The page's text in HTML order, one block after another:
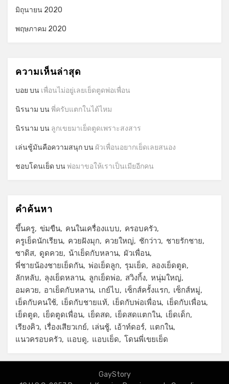
มิถุนายน 2020
พฤษภาคม 2020
ความเห็นล่าสุด
บอย บน เพื่อนไม่อยู่เลยเย็ดตูดพ่อเพื่อน
นิรนาม บนพี่ครับแตกในได้ไหม
นิรนาม บน ลูกเขยมาเย็ดตูดเพราะสงสาร
เล่นชู้มันคือความสนุกบน ผัวเพื่อนอยากเย็ดเลยสนอง
ชอบโดนเย็ด บนพ่อมาขอให้เราเป็นเมียอีกคน
คำค้นหา
ขึ้นครู ข่มขืน คนในเครื่องแบบ
ครอบครัว
ครูเย็ดนักเรียน
ควยฝังมุก ควยใหญ่ ชักว่าว
ชายรักชาย
ซาดิส
ดูดควย น้าเย็ดกับหลาน
ผัวเพื่อน
พี่ชายน้องชายเย็ดกัน พ่อเย็ดลูก รุมเย็ด
ลองเย็ดตูด
ลักหลับ
ลุงเย็ดหลาน ลูกเย็ดพ่อ สวิงกิ้ง หนุ่มใหญ่
อมควย
อาเย็ดกับหลาน เกย์ไบ เซ็กส์ครั้งแรก
เซ็กส์หมู่
เย็ดกับคนใช้
เย็ดกับชายแท้ เย็ดกับพ่อเพื่อน
เย็ดกับเพื่อน
เย็ดตูด
เย็ดตูดเพื่อน เย็ดสด เย็ดสดแตกใน
เย็ดเด็ก
เรียงคิว
เรื่องเสียวเกย์ เล่นชู้ เอ้าท์ดอร์
แตกใน
แนวครอบครัว
แอบดู แอบเย็ด โดนพี่เขยเย็ด
GayStory